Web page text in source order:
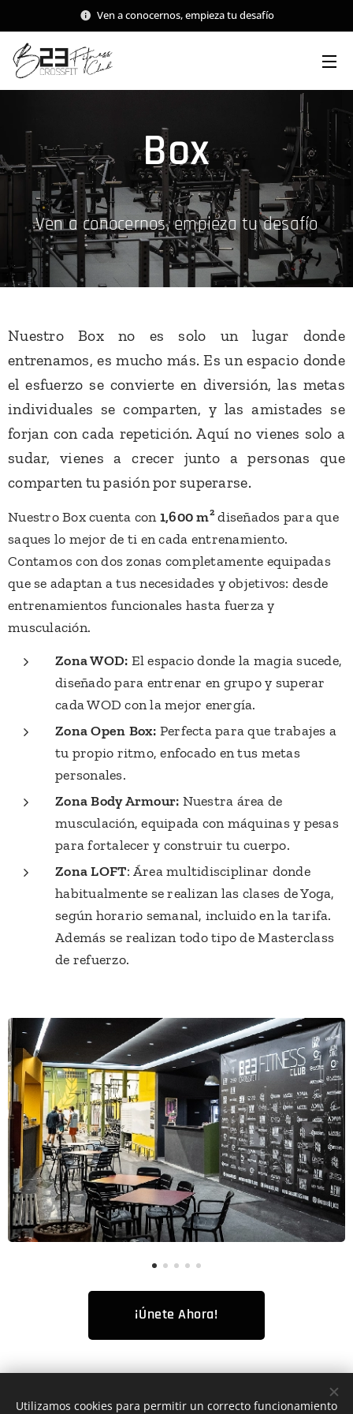
Ven a conocernos, empieza tu desafío
Box
Ven a conocernos, empieza tu desafío
Nuestro Box no es solo un lugar donde
entrenamos, es mucho más. Es un espacio donde
el esfuerzo se convierte en diversión, las metas
individuales se comparten, y las amistades se
forjan con cada repetición. Aquí no vienes solo a
sudar, vienes a crecer junto a personas que
comparten tu pasión por superarse.
Nuestro Box cuenta con1,600 m²diseñados para que
saques lo mejor de ti en cada entrenamiento.
Contamos con dos zonas completamente equipadas
que se adaptan a tus necesidades y objetivos: desde
entrenamientos funcionales hasta fuerza y
musculación.
Zona WOD: El espacio donde la magia sucede,
diseñado para entrenar en grupo y superar
cada WOD con la mejor energía.
Zona Open Box: Perfecta para que trabajes a
tu propio ritmo, enfocado en tus metas
personales.
Zona Body Armour: Nuestra área de
musculación, equipada con máquinas y pesas
para fortalecer y construir tu cuerpo.
Zona LOFT: Área multidisciplinar donde
habitualmente se realizan las clases de Yoga,
según horario semanal, incluido en la tarifa.
Además se realizan todo tipo de Masterclass
de refuerzo.
¡Únete Ahora!
Calle Joan XXIII, 23 08950 - Esplugues de Llobregat, Barcelona:
Utilizamos cookies para permitir un correcto funcionamiento